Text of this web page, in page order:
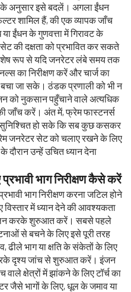
के अनुसार इसे बदलें। अगला ईंधन
शामिल हैं, की एक व्यापक जाँच
ईंधन के गुणवत्ता में गिरावट के
की दक्षता को प्रभावित कर सकते
रूप से यदि जनरेटर लंबे समय तक
का निरीक्षण करें और चार्ज का
बचा जा सके। ठंडक प्रणाली को भी न
को नुकसान पहुँचाने वाले अत्यधिक
जाँच करें। अंत में, फ्रेम फास्टनर्स
हो सके कि सब कुछ कसकर
जनरेटर सेट को चलाए रखने के लिए
दौरान उन्हें उचित ध्यान देना
भाग निरीक्षण कैसे करें
भाग निरीक्षण करना जटिल होने
में ध्यान देने की आवश्यकता
करके शुरुआत करें। सबसे पहले
से बचने के लिए इसे पूरी तरह
ढीले भाग या क्षति के संकेतों के लिए
दृश्य जांच से शुरुआत करें। इंजन
क्षेत्रों में झांकने के लिए टॉर्च का
जैसे भागों के लिए, धूल के जमाव या